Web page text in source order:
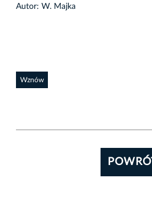
Autor: W. Majka
Wznów